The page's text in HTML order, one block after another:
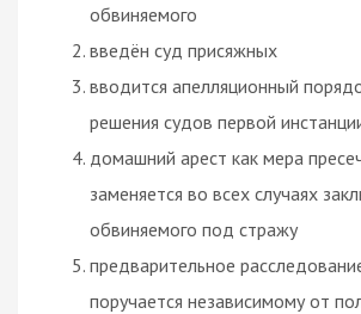
обвиняемого
введён суд присяжных
вводится апелляционный
решения судов первой
домашний арест как мера
заменяется во всех случаях
обвиняемого под стражу
предварительное
поручается независимому от